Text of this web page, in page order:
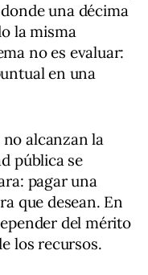
una décima
la misma
no es evaluar:
en una
alcanzan la
pública se
pagar una
que desean. En
del mérito
los recursos.